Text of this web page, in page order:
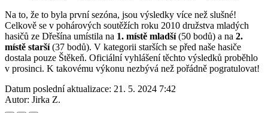
Na to, že to byla první sezóna, jsou výsledky více než slušné!
Celkově se v pohárových soutěžích roku 2010 družstva mladých
hasičů ze Dřešína umístila na 1. místě mladší(50 bodů) a na 2.
místě starší(37 bodů). V kategorii starších se před naše hasiče
dostala pouze Štěkeň. Oficiální vyhlášení těchto výsledků proběhlo
v prosinci. K takovému výkonu nezbývá než pořádně pogratulovat!
Datum poslední aktualizace: 21. 5. 2024 7:42
Autor: Jirka Z.